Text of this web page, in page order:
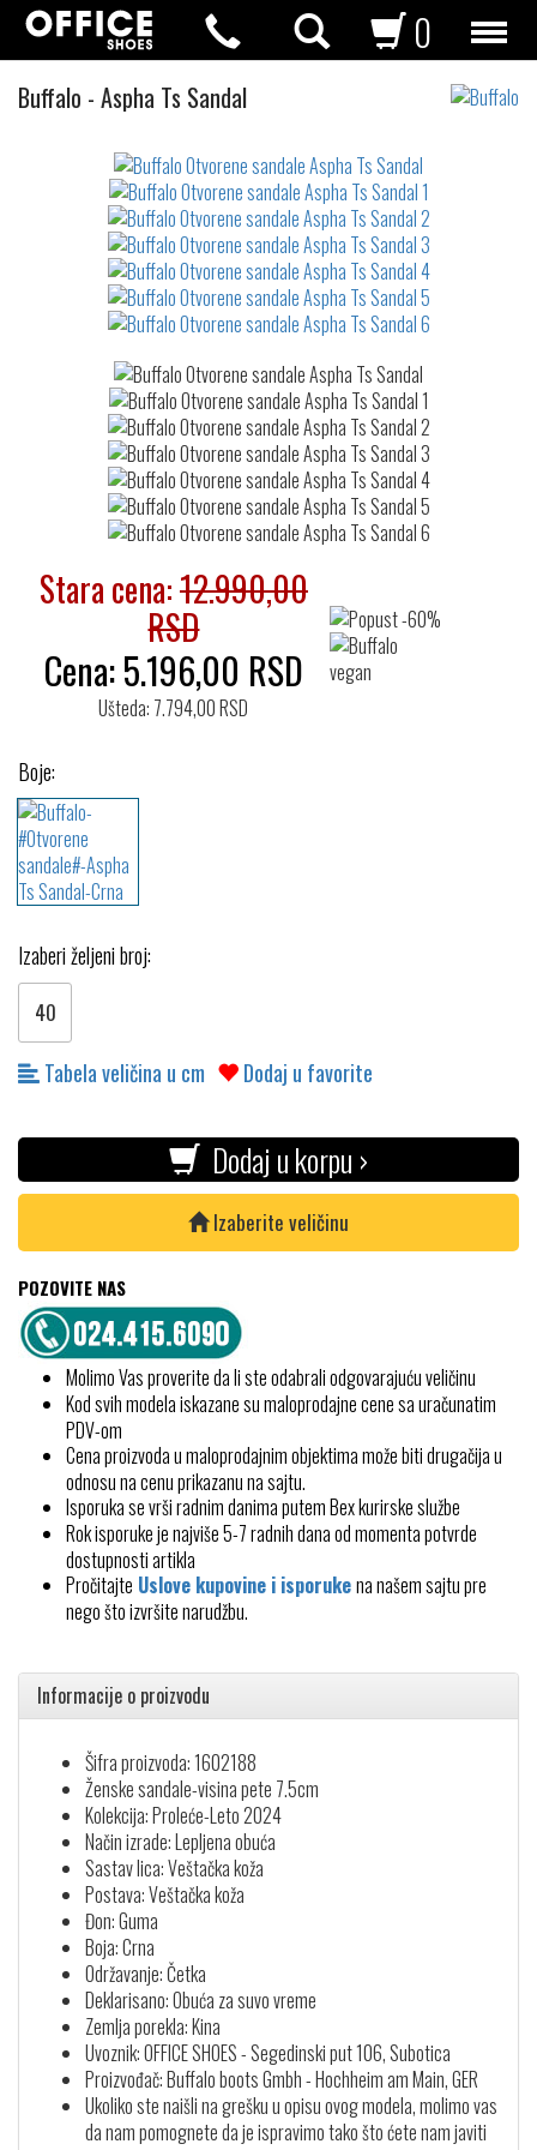
0
Buffalo Otvorene
sandale
- Aspha Ts Sandal
waterrepellent
Stara cena:12.990,00
RSD
Cena:5.196,00 RSD
Ušteda: 7.794,00 RSD
Boje:
Izaberi željeni broj:
40
Tabela veličina u cm Dodaj u favorite
Dodaj u korpu ›
Izaberite veličinu
POZOVITE NAS
Molimo Vas proverite da li ste odabrali odgovarajuću veličinu
Kod svih modela iskazane su maloprodajne cene sa uračunatim
PDV-om
Cena proizvoda u maloprodajnim objektima može biti drugačija u
odnosu na cenu prikazanu na sajtu.
Isporuka se vrši radnim danima putem Bex kurirske službe
Rok isporuke je najviše 5-7 radnih dana od momenta potvrde
dostupnosti artikla
Pročitajte Uslove kupovine i isporukena našem sajtu pre
nego što izvršite narudžbu.
Informacije o proizvodu
Šifra proizvoda: 1602188
Ženske sandale-visina pete 7.5cm
Kolekcija: Proleće-Leto 2024
Način izrade: Lepljena obuća
Sastav lica: Veštačka koža
Postava: Veštačka koža
Đon: Guma
Boja: Crna
Održavanje: Četka
Deklarisano: Obuća za suvo vreme
Zemlja porekla: Kina
Uvoznik: OFFICE SHOES - Segedinski put 106, Subotica
Proizvođač: Buffalo boots Gmbh - Hochheim am Main, GER
Ukoliko ste naišli na grešku u opisu ovog modela, molimo vas
da nam pomognete da je ispravimo tako što ćete nam javiti